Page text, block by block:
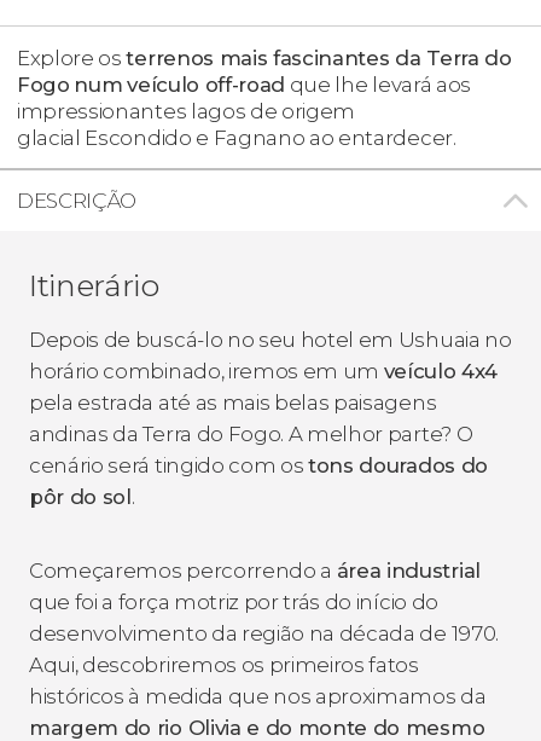
Explore osterrenos mais fascinantes da Terra do
Fogo num veículo off-road que lhe levará aos
impressionantes lagos de origem
glacial Escondido e Fagnano ao entardecer.
DESCRIÇÃO
Itinerário
Depois de buscá-lo no seu hotel em Ushuaia no
horário combinado, iremos em um veículo 4x4
pela estrada até as mais belas paisagens
andinas da Terra do Fogo. A melhor parte? O
cenário será tingido com ostons dourados do
pôr do sol.
Começaremos percorrendo a área industrial
que foi a força motriz por trás do início do
desenvolvimento da região na década de 1970.
Aqui, descobriremos os primeiros fatos
históricos à medida que nos aproximamos da
margem do rio Olivia e do monte do mesmo